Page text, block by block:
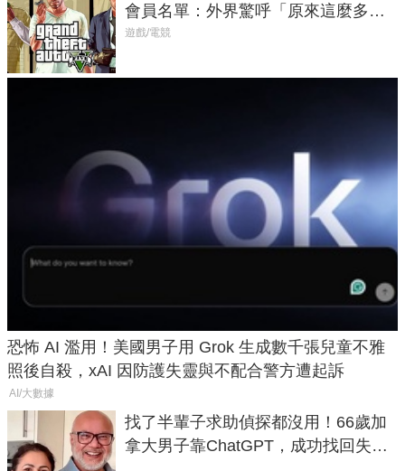
會員名單：外界驚呼「原來這麼多人
在開掛！」
遊戲/電競
恐怖 AI 濫用！美國男子用 Grok 生成數千張兒童不雅
照後自殺，xAI 因防護失靈與不配合警方遭起訴
AI/大數據
找了半輩子求助偵探都沒用！66歲加
拿大男子靠ChatGPT，成功找回失散